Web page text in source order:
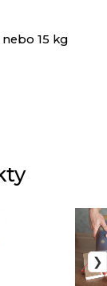
nebo 15 kg